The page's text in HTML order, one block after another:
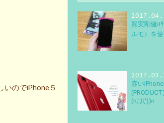
のでiPhone５
質実剛健
ルモ）を
赤い
(n;‘Д‘))n